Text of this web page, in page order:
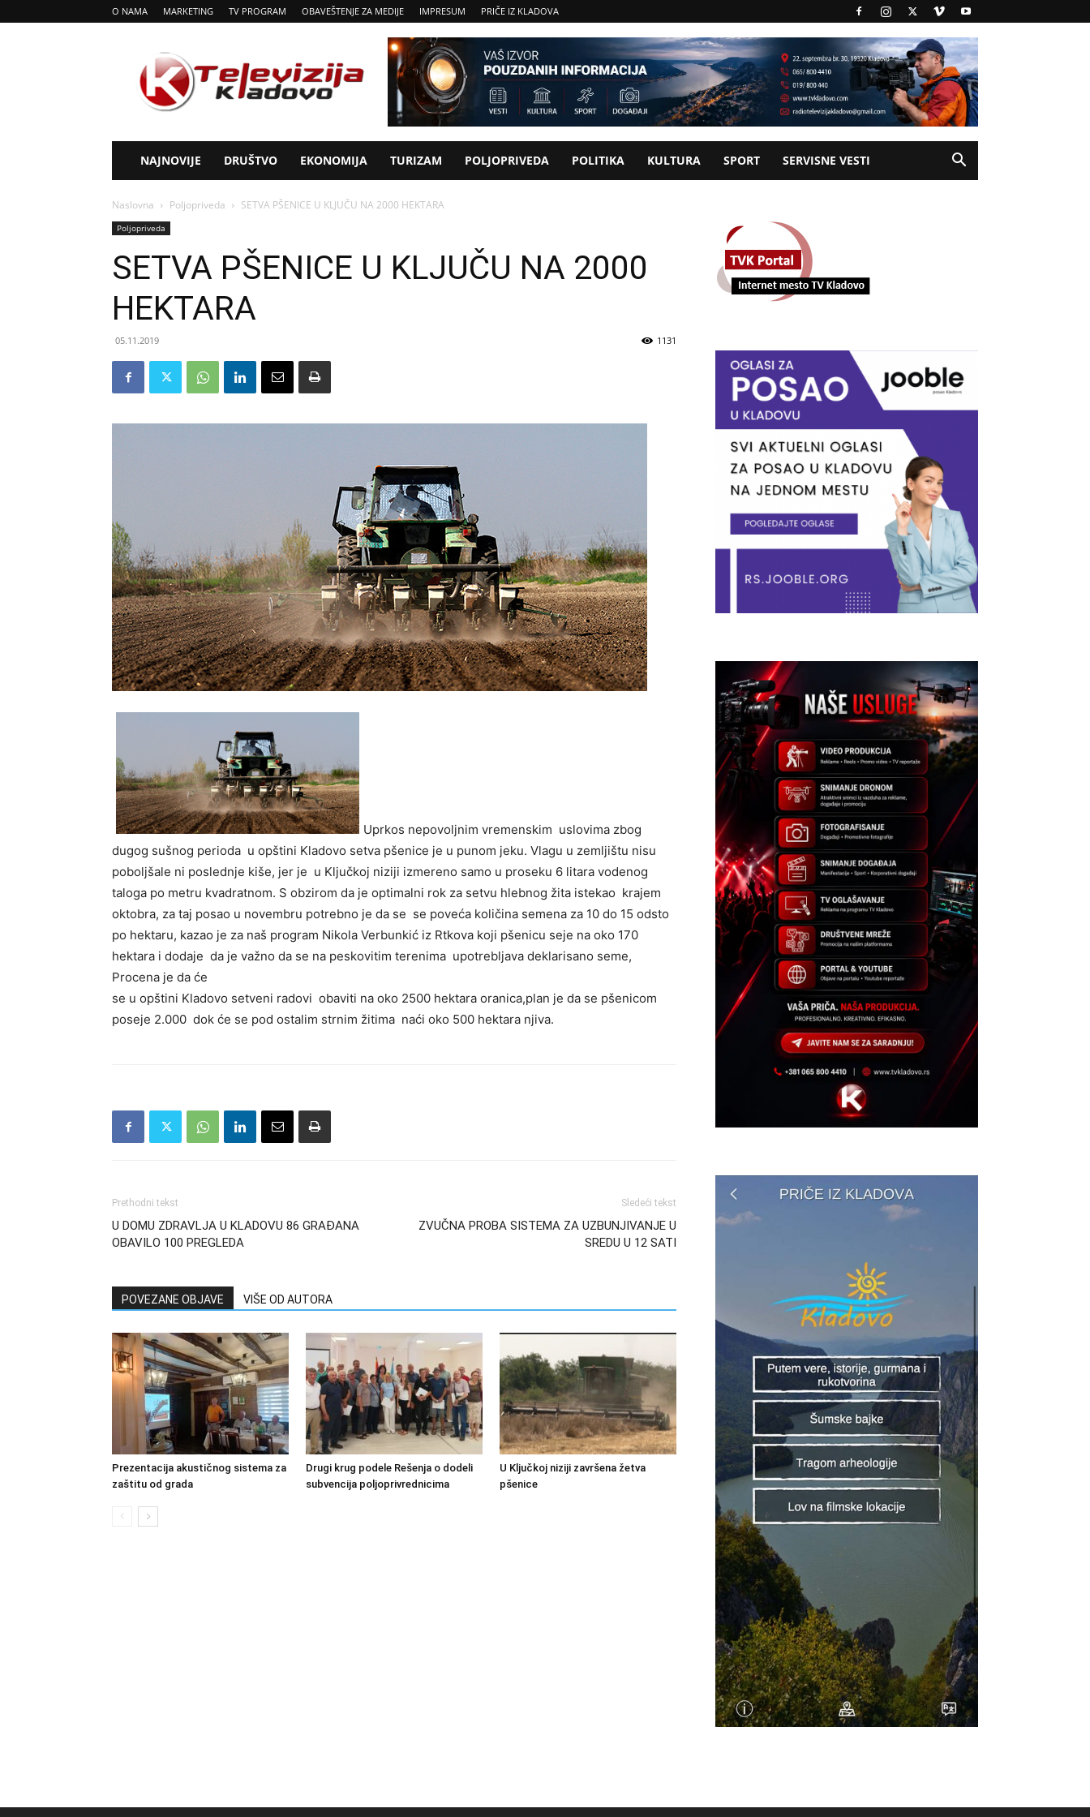
O NAMA MARKETING TV PROGRAM OBAVEŠTENJE ZA MEDIJE IMPRESUM PRIČE IZ KLADOVA
Tv
Kladovo
NAJNOVIJE DRUŠTVO EKONOMIJA TURIZAM POLJOPRIVEDA POLITIKA KULTURA SPORT SERVISNE VESTI
Naslovna Poljopriveda SETVA PŠENICE U KLJUČU NA 2000 HEKTARA
Poljopriveda
SETVA PŠENICE U KLJUČU NA 2000
HEKTARA
05.11.2019 1131
Uprkos nepovoljnim vremenskim uslovima zbog
dugog sušnog perioda u opštini Kladovo setva pšenice je u punom jeku. Vlagu u zemljištu nisu
poboljšale ni poslednje kiše, jer je u Ključkoj niziji izmereno samo u proseku 6 litara vodenog
taloga po metru kvadratnom. S obzirom da je optimalni rok za setvu hlebnog žita istekao krajem
oktobra, za taj posao u novembru potrebno je da se se poveća količina semena za 10 do 15 odsto
po hektaru, kazao je za naš program Nikola Verbunkić iz Rtkova koji pšenicu seje na oko 170
hektara i dodaje da je važno da se na peskovitim terenima upotrebljava deklarisano seme,
Procena je da će
se u opštini Kladovo setveni radovi obaviti na oko 2500 hektara oranica,plan je da se pšenicom
poseje 2.000 dok će se pod ostalim strnim žitima naći oko 500 hektara njiva.
Prethodni tekst
U DOMU ZDRAVLJA U KLADOVU 86 GRAĐANA
OBAVILO 100 PREGLEDA
Sledeći tekst
ZVUČNA PROBA SISTEMA ZA UZBUNJIVANJE U
SREDU U 12 SATI
POVEZANE OBJAVE VIŠE OD AUTORA
Prezentacija akustičnog sistema za
zaštitu od grada
Drugi krug podele Rešenja o dodeli
subvencija poljoprivrednicima
U Ključkoj niziji završena žetva
pšenice